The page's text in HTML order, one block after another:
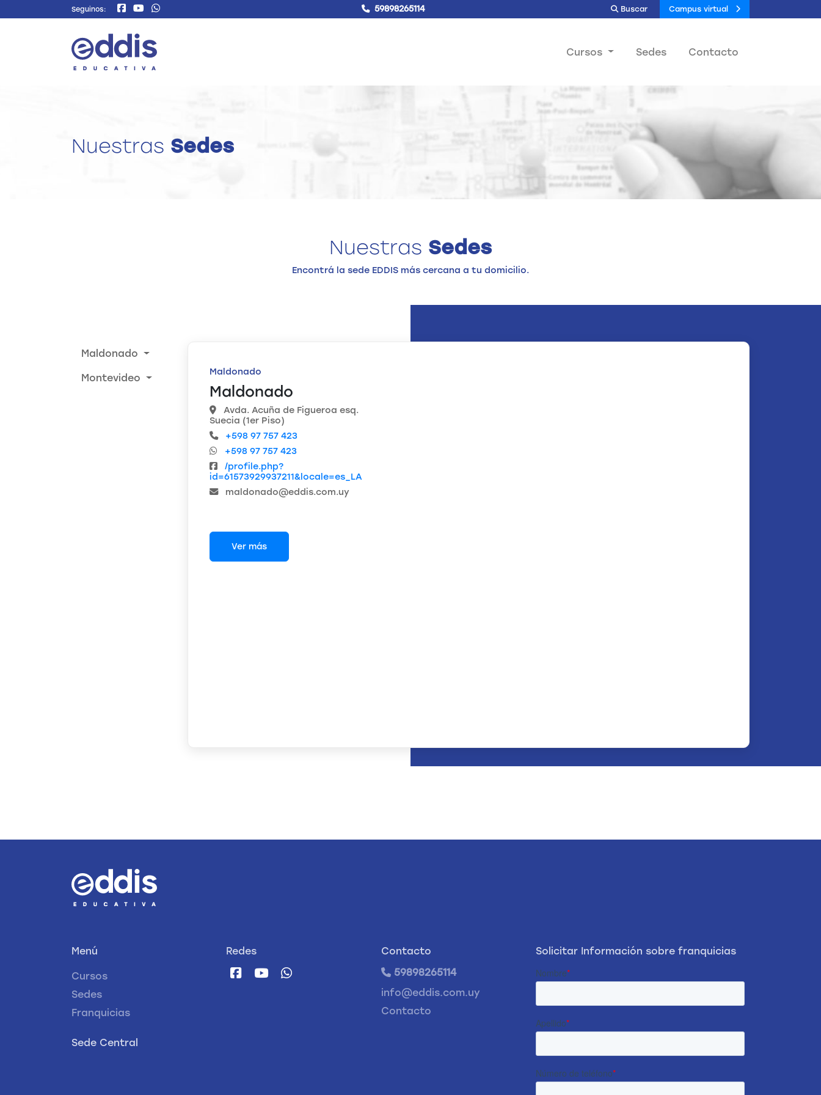
Seguinos: 59898265114 Buscar Campus virtual
Cursos Sedes Contacto
Nuestras Sedes
Nuestras Sedes
Encontrá la sede EDDIS más cercana a tu domicilio.
Maldonado
Montevideo
Maldonado
Maldonado
Avda. Acuña de Figueroa esq.
Suecia (1er Piso)
+598 97 757 423
+598 97 757 423
/profile.php?
id=61573929937211&locale=es_LA
maldonado@eddis.com.uy
Ver más
Menú
Cursos
Sedes
Franquicias
Redes
Contacto
59898265114
info@eddis.com.uy
Contacto
Sede Central
Solicitar Información sobre franquicias